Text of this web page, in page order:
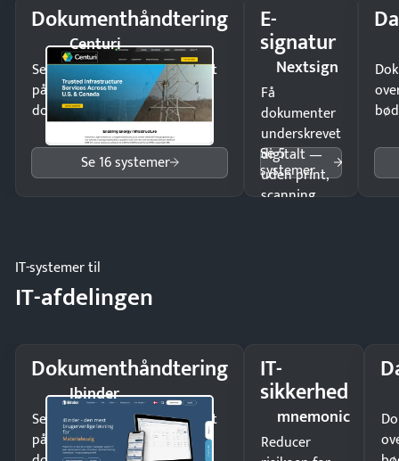
Dokumenthåndtering
Centuri
Send kontrakter til underskrift
på minutter og mist ingen
dokumenter.
Se 16 systemer
E-
signatur
Nextsign
Få
dokumenter
underskrevet
digitalt —
uden print,
scanning
Se 5
systemer
IT-systemer til
IT-afdelingen
Dokumenthåndtering
Ibinder
Send kontrakter til underskrift
på minutter og mist ingen
IT-
sikkerhed
mnemonic
Reducer